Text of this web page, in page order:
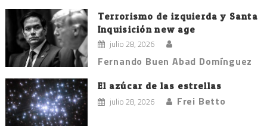
Terrorismo de izquierda y Santa
Inquisición new age
julio 28, 2026
Fernando Buen Abad Domínguez
El azúcar de las estrellas
julio 28, 2026 Frei Betto